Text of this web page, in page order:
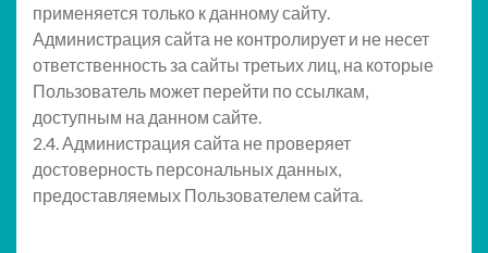
применяется только к данному сайту.
Администрация сайта не контролирует и не несет
ответственность за сайты третьих лиц, на которые
Пользователь может перейти по ссылкам,
доступным на данном сайте.
2.4. Администрация сайта не проверяет
достоверность персональных данных,
предоставляемых Пользователем сайта.